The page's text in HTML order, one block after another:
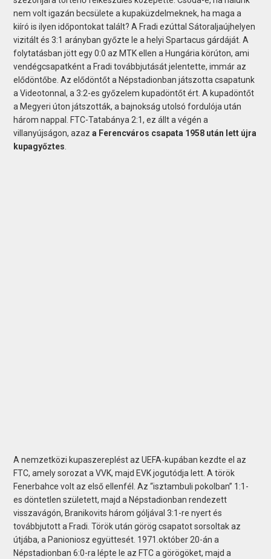
nem volt igazán becsülete a kupaküzdelmeknek, ha maga a
kiíró is ilyen időpontokat talált? A Fradi ezúttal Sátoraljaújhelyen
vizitált és 3:1 arányban győzte le a helyi Spartacus gárdáját. A
folytatásban jött egy 0:0 az MTK ellen a Hungária körúton, ami
vendégcsapatként a Fradi továbbjutását jelentette, immár az
elődöntőbe. Az elődöntőt a Népstadionban játszotta csapatunk
a Videotonnal, a 3:2-es győzelem kupadöntőt ért. A kupadöntőt
a Megyeri úton játszották, a bajnokság utolsó fordulója után
három nappal. FTC-Tatabánya 2:1, ez állt a végén a
villanyújságon, azaza Ferencváros csapata 1958 után lett újra
kupagyőztes
A nemzetközi kupaszereplést az UEFA-kupában kezdte el az
FTC, amely sorozat a VVK, majd EVK jogutódja lett. A török
Fenerbahce volt az első ellenfél. Az “isztambuli pokolban” 1:1-
es döntetlen született, majd a Népstadionban rendezett
visszavágón, Branikovits három góljával 3:1-re nyert és
továbbjutott a Fradi. Török után görög csapatot sorsoltak az
útjába, a Panioniosz együttesét. 1971.október 20-án a
Népstadionban 6:0-ra lépte le az FTC a görögöket, majd a